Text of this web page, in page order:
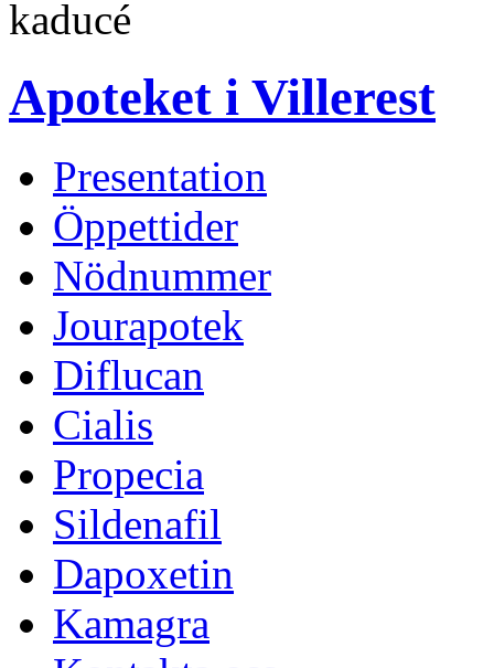
Apoteket i Villerest
Presentation
Öppettider
Nödnummer
Jourapotek
Diflucan
Cialis
Propecia
Sildenafil
Dapoxetin
Kamagra